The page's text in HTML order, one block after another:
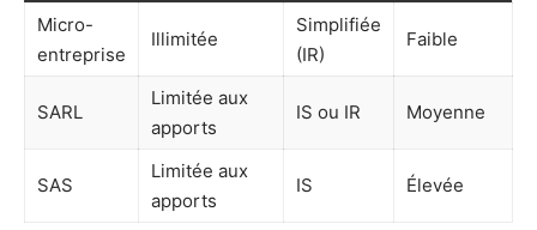
Micro-
entreprise
Illimitée
Simplifiée
(IR)
Faible
SARL
Limitée aux
apports
IS ou IR Moyenne
SAS
Limitée aux
apports
IS Élevée